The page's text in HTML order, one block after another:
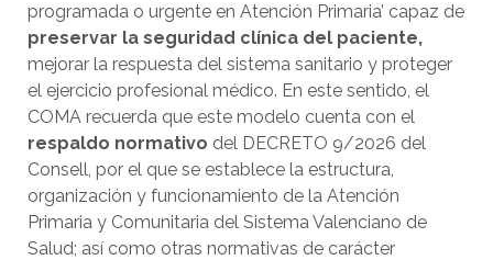
programada o urgente en Atención Primaria’ capaz de
preservar la seguridad clínica del paciente,
mejorar la respuesta del sistema sanitario y proteger
el ejercicio profesional médico. En este sentido, el
COMA recuerda que este modelo cuenta con el
respaldo normativo del DECRETO 9/2026 del
Consell, por el que se establece la estructura,
organización y funcionamiento de la Atención
Primaria y Comunitaria del Sistema Valenciano de
Salud; así como otras normativas de carácter